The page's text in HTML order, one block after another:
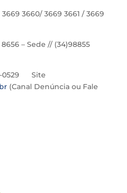
3660/ 3669 3661 / 3669
– Sede // (34)98855
0529 Site
(Canal Denúncia ou Fale